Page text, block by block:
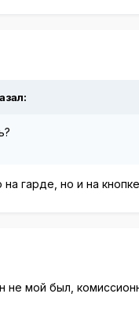
гарде, но и на
мой был,